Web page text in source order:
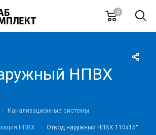
0
НПВХ
Канализационные системы
НПВХ Отвод наружный НПВХ 110х15°